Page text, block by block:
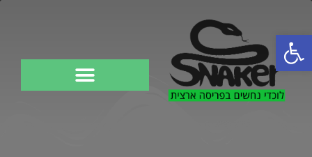
פתח סרגל נגישות